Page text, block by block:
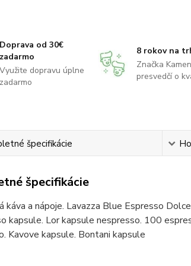
od 30€
dopravu úplne
8 rokov na
Značka
presvedčí o
špecifikácie
špecifikácie
káva a nápoje. Lavazza Blue Espresso
kapsule. Lor kapsule nespresso. 100
Kavove kapsule. Bontani kapsule